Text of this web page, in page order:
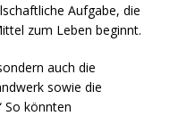
Aufgabe, die
zum Leben beginnt.
auch die
sowie die
So könnten